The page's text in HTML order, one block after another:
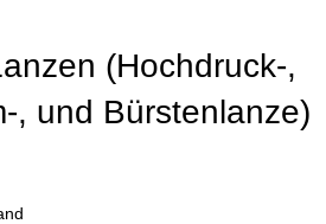
(Hochdruck-,
, und Bürstenlanze)